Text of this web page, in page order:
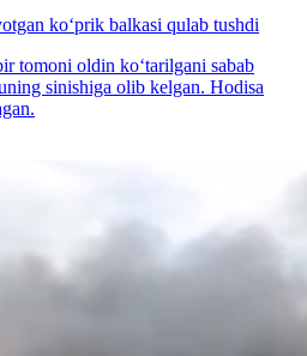
ko‘prik balkasi qulab tushdi
tomoni oldin ko‘tarilgani sabab
sinishiga olib kelgan. Hodisa